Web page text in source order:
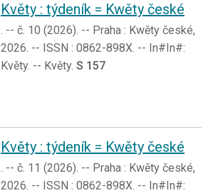
Květy : týdeník = Kwěty české
. -- č. 10 (2026). -- Praha : Kwěty české,
2026. -- ISSN : 0862-898X. -- In#In#:
Květy. -- Květy. S 157
Květy : týdeník = Kwěty české
. -- č. 11 (2026). -- Praha : Kwěty české,
2026. -- ISSN : 0862-898X. -- In#In#: